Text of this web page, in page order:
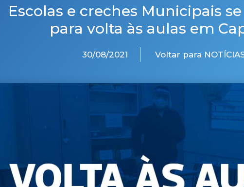
Escolas e creches Municipais
para volta às aulas em
30/08/2021 Voltar para